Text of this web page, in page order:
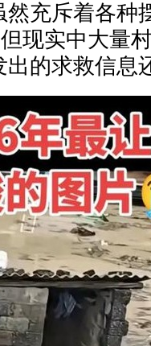
然充斥着各种
现实中大量
的求救信息